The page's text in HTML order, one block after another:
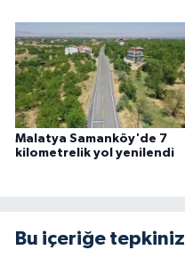
Malatya Samanköy'de 7
kilometrelik yol yenilendi
Bu içeriğe tepkiniz